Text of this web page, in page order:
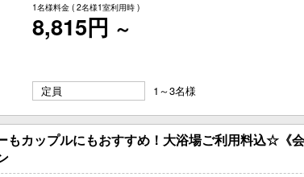
1名様料金 ( 2名様1室利用時 )
8,815円 ～
定員
1～3名様
もカップルにもおすすめ！大浴場ご利用料込☆《